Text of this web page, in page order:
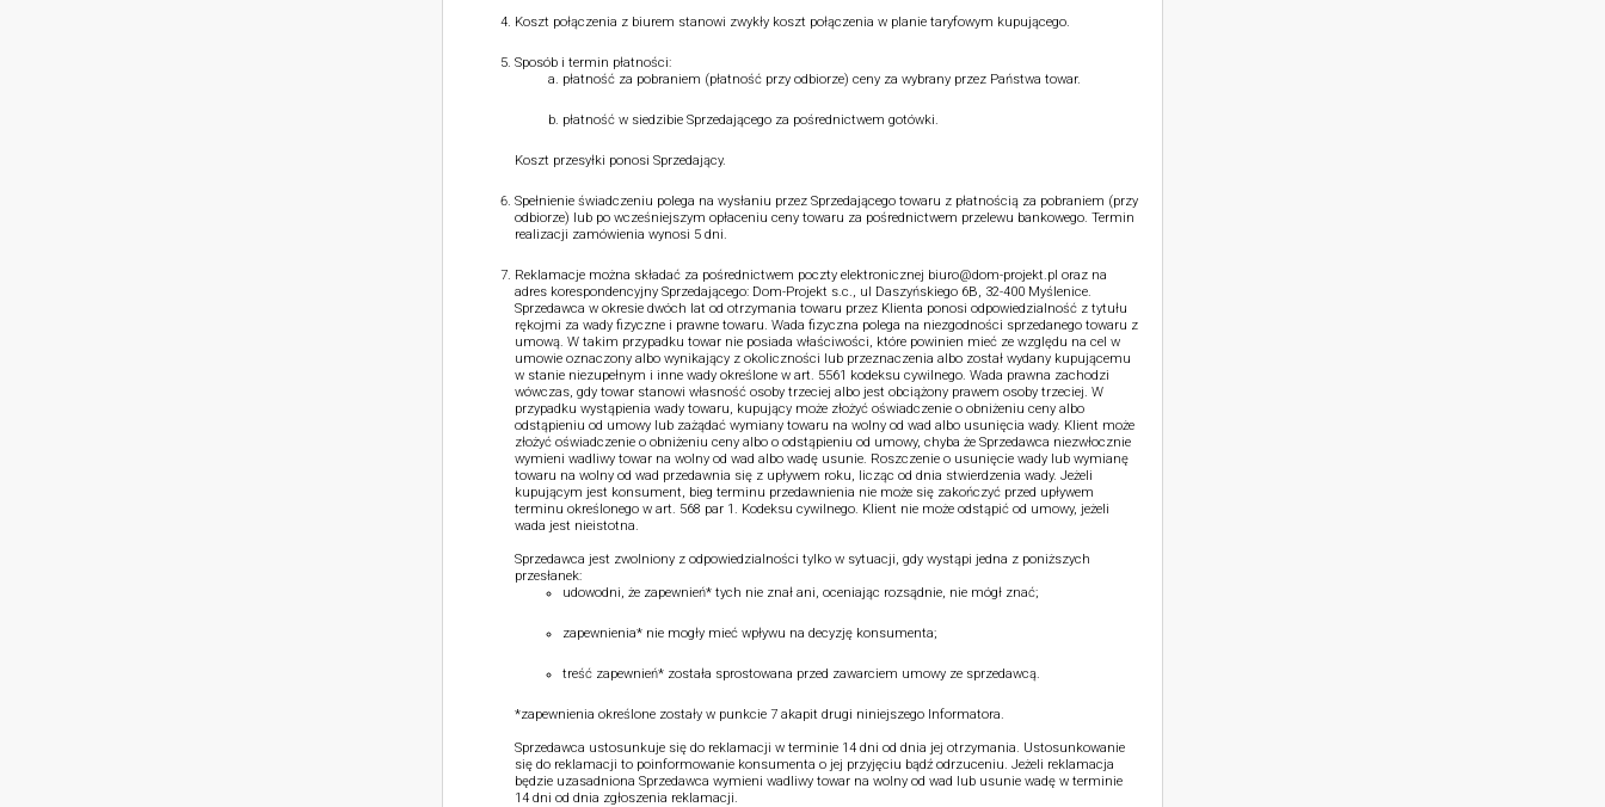
Koszt połączenia z biurem stanowi zwykły koszt połączenia w planie taryfowym kupującego.
Sposób i termin płatności:
płatność za pobraniem (płatność przy odbiorze) ceny za wybrany przez Państwa towar.
płatność w siedzibie Sprzedającego za pośrednictwem gotówki.
Koszt przesyłki ponosi Sprzedający.
Spełnienie świadczeniu polega na wysłaniu przez Sprzedającego towaru z płatnością za pobraniem (przy
odbiorze) lub po wcześniejszym opłaceniu ceny towaru za pośrednictwem przelewu bankowego. Termin
realizacji zamówienia wynosi 5 dni.
Reklamacje można składać za pośrednictwem poczty elektronicznej biuro@dom-projekt.pl oraz na
adres korespondencyjny Sprzedającego: Dom-Projekt s.c., ul Daszyńskiego 6B, 32-400 Myślenice.
Sprzedawca w okresie dwóch lat od otrzymania towaru przez Klienta ponosi odpowiedzialność z tytułu
rękojmi za wady fizyczne i prawne towaru. Wada fizyczna polega na niezgodności sprzedanego towaru z
umową. W takim przypadku towar nie posiada właściwości, które powinien mieć ze względu na cel w
umowie oznaczony albo wynikający z okoliczności lub przeznaczenia albo został wydany kupującemu
w stanie niezupełnym i inne wady określone w art. 5561 kodeksu cywilnego. Wada prawna zachodzi
wówczas, gdy towar stanowi własność osoby trzeciej albo jest obciążony prawem osoby trzeciej. W
przypadku wystąpienia wady towaru, kupujący może złożyć oświadczenie o obniżeniu ceny albo
odstąpieniu od umowy lub zażądać wymiany towaru na wolny od wad albo usunięcia wady. Klient może
złożyć oświadczenie o obniżeniu ceny albo o odstąpieniu od umowy, chyba że Sprzedawca niezwłocznie
wymieni wadliwy towar na wolny od wad albo wadę usunie. Roszczenie o usunięcie wady lub wymianę
towaru na wolny od wad przedawnia się z upływem roku, licząc od dnia stwierdzenia wady. Jeżeli
kupującym jest konsument, bieg terminu przedawnienia nie może się zakończyć przed upływem
terminu określonego w art. 568 par 1. Kodeksu cywilnego. Klient nie może odstąpić od umowy, jeżeli
wada jest nieistotna.
Sprzedawca jest zwolniony z odpowiedzialności tylko w sytuacji, gdy wystąpi jedna z poniższych
przesłanek:
udowodni, że zapewnień* tych nie znał ani, oceniając rozsądnie, nie mógł znać;
zapewnienia* nie mogły mieć wpływu na decyzję konsumenta;
treść zapewnień* została sprostowana przed zawarciem umowy ze sprzedawcą.
*zapewnienia określone zostały w punkcie 7 akapit drugi niniejszego Informatora.
Sprzedawca ustosunkuje się do reklamacji w terminie 14 dni od dnia jej otrzymania. Ustosunkowanie
się do reklamacji to poinformowanie konsumenta o jej przyjęciu bądź odrzuceniu. Jeżeli reklamacja
będzie uzasadniona Sprzedawca wymieni wadliwy towar na wolny od wad lub usunie wadę w terminie
14 dni od dnia zgłoszenia reklamacji.